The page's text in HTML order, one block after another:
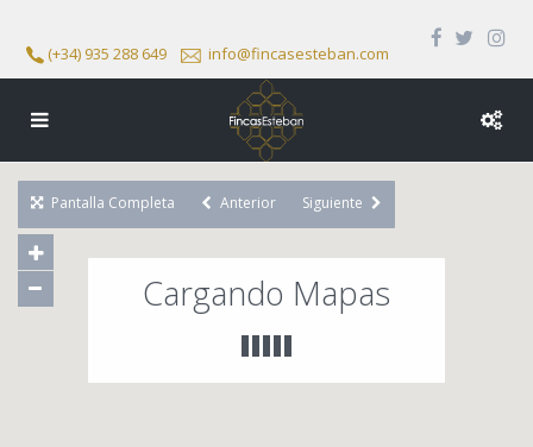
(+34) 935 288 649 info@fincasesteban.com
Cargando Mapas
Pantalla Completa Anterior Siguiente